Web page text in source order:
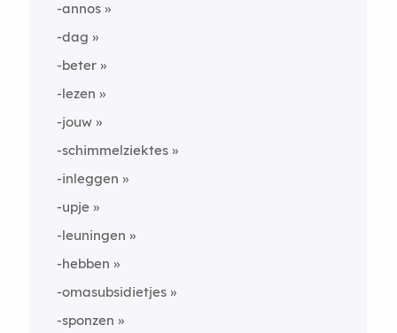
-annos
-dag
-beter
-lezen
-jouw
-schimmelziektes
-inleggen
-upje
-leuningen
-hebben
-omasubsidietjes
-sponzen